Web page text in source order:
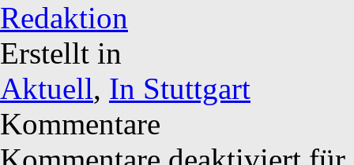
Redaktion
Erstellt in
Aktuell, In Stuttgart
Kommentare